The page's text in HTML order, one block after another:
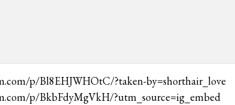
p/Bl8EHJWHOtC/?taken-by=shorthair_love
p/BkbFdyMgVkH/?utm_source=ig_embed